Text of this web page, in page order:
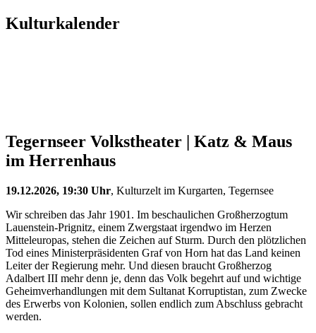
Kulturkalender
Tegernseer Volkstheater | Katz & Maus
im Herrenhaus
19.12.2026, 19:30 Uhr, Kulturzelt im Kurgarten, Tegernsee
Wir schreiben das Jahr 1901. Im beschaulichen Großherzogtum
Lauenstein-Prignitz, einem Zwergstaat irgendwo im Herzen
Mitteleuropas, stehen die Zeichen auf Sturm. Durch den plötzlichen
Tod eines Ministerpräsidenten Graf von Horn hat das Land keinen
Leiter der Regierung mehr. Und diesen braucht Großherzog
Adalbert III mehr denn je, denn das Volk begehrt auf und wichtige
Geheimverhandlungen mit dem Sultanat Korruptistan, zum Zwecke
des Erwerbs von Kolonien, sollen endlich zum Abschluss gebracht
werden.